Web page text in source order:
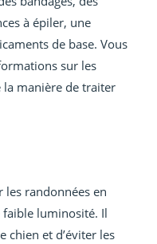
à épiler, une
de base. Vous
sur les
la manière de traiter
randonnées en
luminosité. Il
et d’éviter les